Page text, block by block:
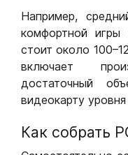
Например,
комфортной игры
стоит около
включает
достаточный
видеокарту
Как собрать